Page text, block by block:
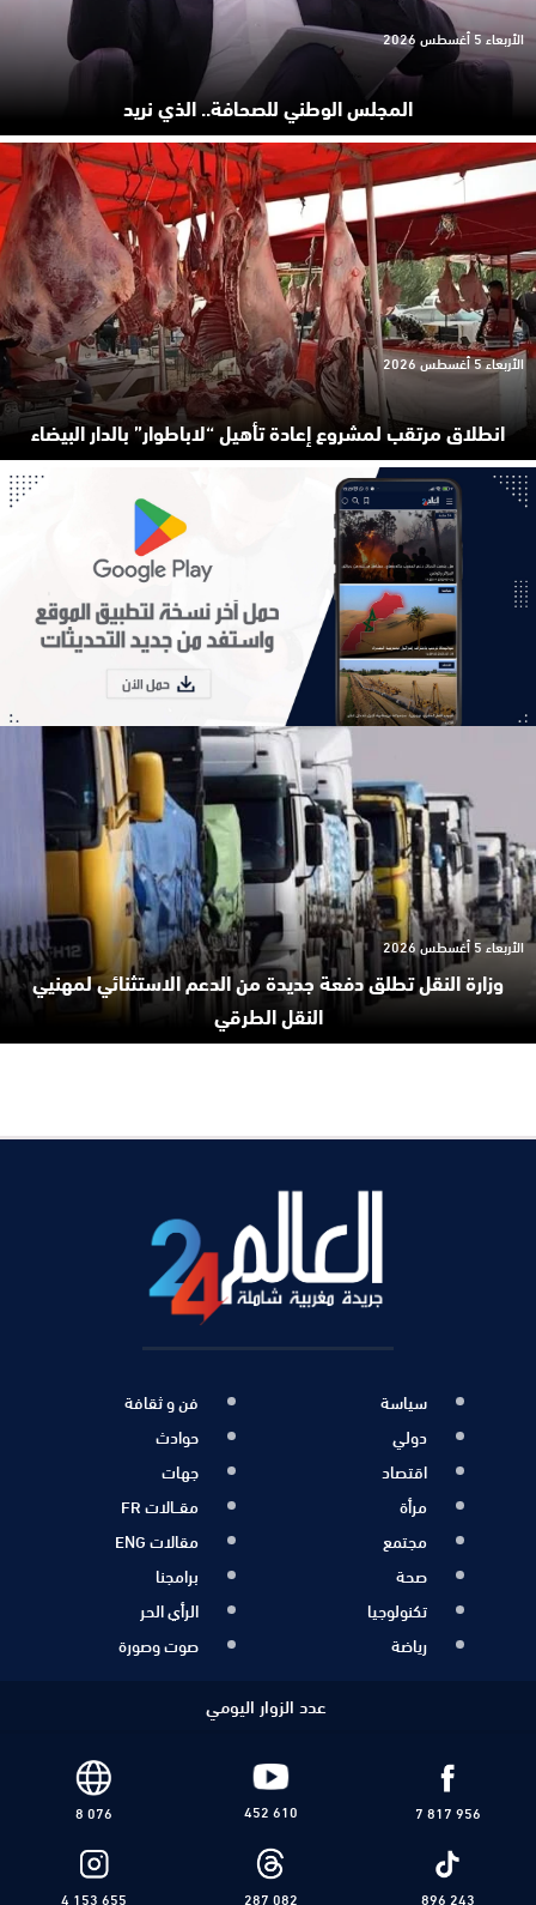
المجلس الوطني للصحافة.. الذي نريد
الأربعاء 5 أغسطس 2026
انطلاق مرتقب لمشروع إعادة تأهيل “لاباطوار” بالدار البيضاء
الأربعاء 5 أغسطس 2026
وزارة النقل تطلق دفعة جديدة من الدعم الاستثنائي لمهنيي
النقل الطرقي
الأربعاء 5 أغسطس 2026
سياسة
دولي
اقتصاد
مرأة
مجتمع
صحة
تكنولوجيا
رياضة
فن و ثقافة
حوادث
جهات
مقــالات FR
مقالات ENG
برامجنا
الرأي الحر
صوت وصورة
عدد الزوار اليومي
7 817 956
452 610
8 076
896 243
287 082
4 153 655